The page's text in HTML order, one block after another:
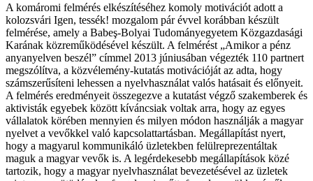
A komáromi felmérés elkészítéséhez komoly motivációt adott a
kolozsvári Igen, tessék! mozgalom pár évvel korábban készült
felmérése, amely a Babeş-Bolyai Tudomány­egyetem Közgazdasági
Karának közreműködésével készült. A felmérést „Amikor a pénz
anyanyelven beszél” címmel 2013 júniusában végezték 110 partnert
megszólítva, a közvélemény-kutatás motivációját az adta, hogy
számszerűsíteni lehessen a nyelvhasználat valós hatásait és előnyeit.
A felmérés eredményeit összegezve a kutatást végző szakemberek és
aktivisták egyebek között kíváncsiak voltak arra, hogy az egyes
vállalatok körében mennyien és milyen módon használják a magyar
nyelvet a vevőkkel való kapcsolattartásban. Megállapítást nyert,
hogy a magyarul kommunikáló üzletekben felülreprezentáltak
maguk a magyar vevők is. A legérdekesebb megállapítások közé
tartozik, hogy a magyar nyelvhasználat bevezetésével az üzletek